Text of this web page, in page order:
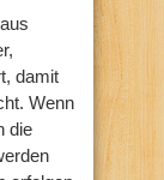
damit
Wenn
die